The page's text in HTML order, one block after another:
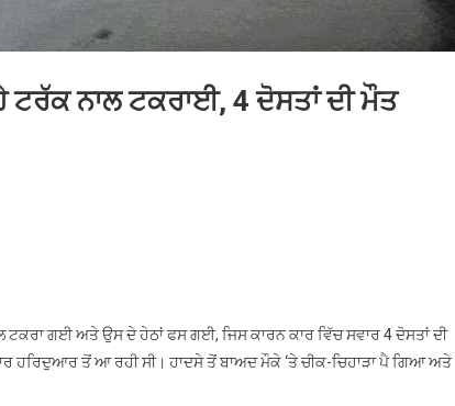
ਟਰੱਕ ਨਾਲ ਟਕਰਾਈ, 4 ਦੋਸਤਾਂ ਦੀ ਮੌਤ
ਗਈ ਅਤੇ ਉਸ ਦੇ ਹੇਠਾਂ ਫਸ ਗਈ, ਜਿਸ ਕਾਰਨ ਕਾਰ ਵਿੱਚ ਸਵਾਰ 4 ਦੋਸਤਾਂ ਦੀ
ਹਰਿਦੁਆਰ ਤੋਂ ਆ ਰਹੀ ਸੀ। ਹਾਦਸੇ ਤੋਂ ਬਾਅਦ ਮੌਕੇ ‘ਤੇ ਚੀਕ-ਚਿਹਾੜਾ ਪੈ ਗਿਆ ਅਤੇ